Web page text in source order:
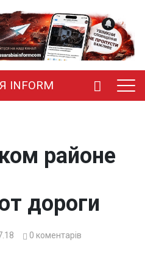
INFORM
районе
дороги
0 коментарів